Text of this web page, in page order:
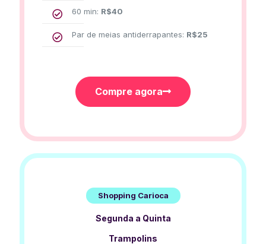
60 min: R$40
Par de meias antiderrapantes: R$25
Compre agora
Shopping Carioca
Segunda a Quinta
Trampolins